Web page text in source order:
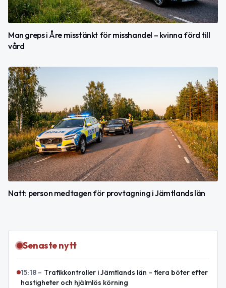
Man greps i Åre misstänkt för misshandel – kvinna förd till
vård
Natt: person medtagen för provtagning i Jämtlands län
Senaste nytt
15:18 – Trafikkontroller i Jämtlands län – flera böter efter
hastigheter och hjälmlös körning